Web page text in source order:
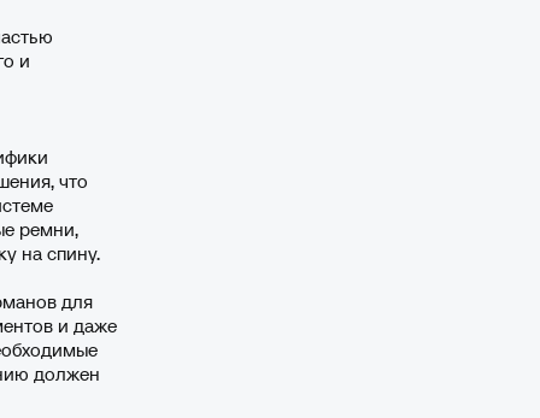
и
что
ремни,
на спину.
для
и даже
должен